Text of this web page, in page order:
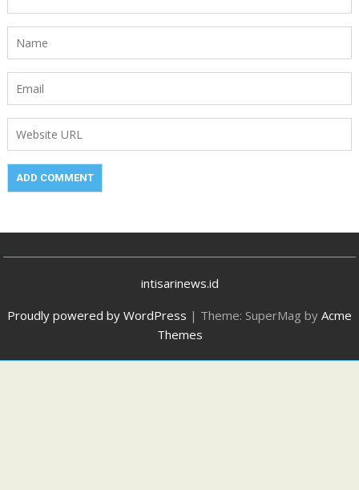
intisarinews.id
Proudly powered by WordPress | Theme: SuperMag by Acme
Themes